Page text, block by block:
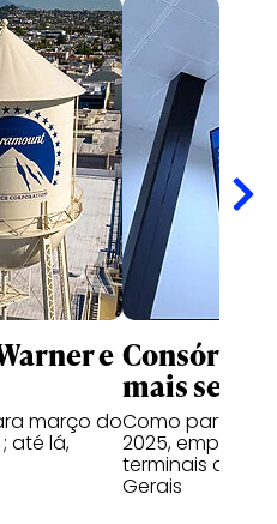
e
março do
até lá,
Consórcio
mais seis
Como parte do
2025,
terminais do
Gerais